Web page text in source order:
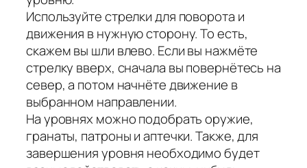
Используйте стрелки для поворота и
движения в нужную сторону. То есть,
скажем вы шли влево. Если вы нажмёте
стрелку вверх, сначала вы повернётесь на
север, а потом начнёте движение в
выбранном направлении.
На уровнях можно подобрать оружие,
гранаты, патроны и аптечки. Также, для
завершения уровня необходимо будет